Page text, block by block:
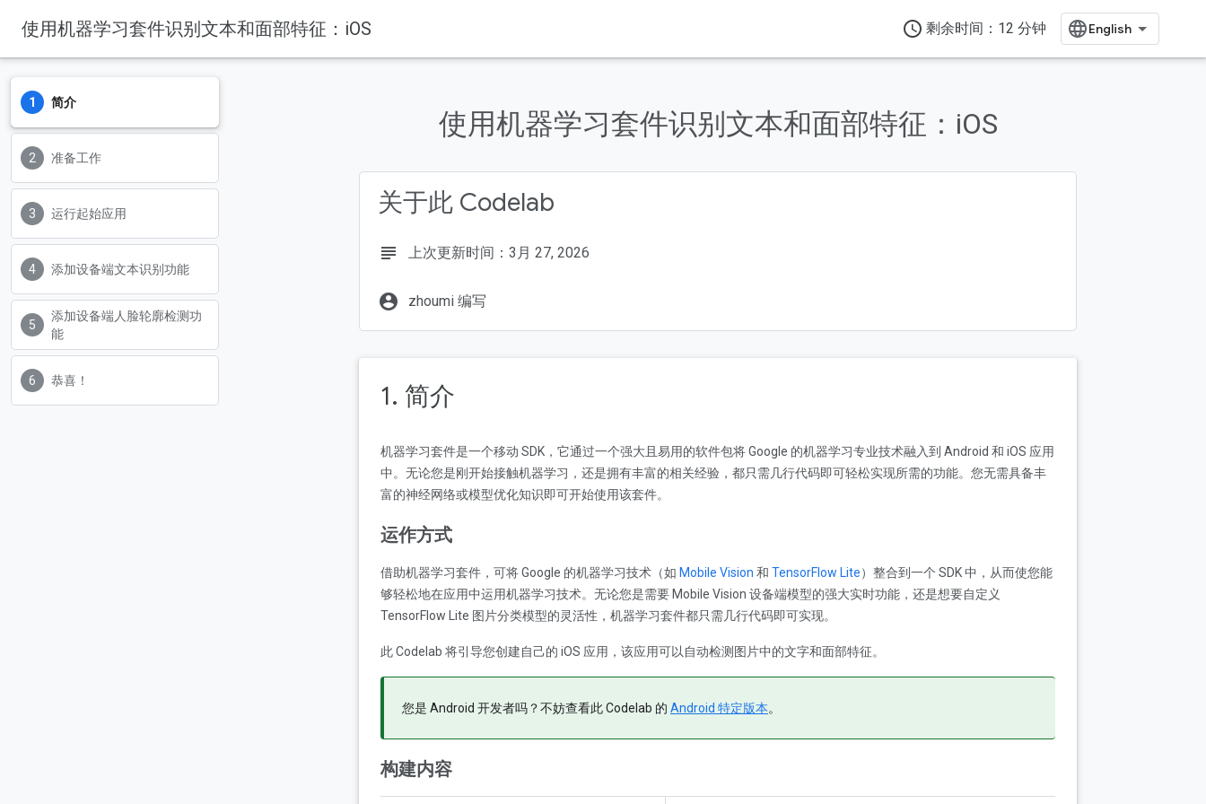
使用机器学习套件识别文本和面部特征：iOS access_time 剩余时间：12 分钟
简介
准备工作
运行起始应用
添加设备端文本识别功能
添加设备端人脸轮廓检测功
能
恭喜！
使用机器学习套件识别文本和面部特征：iOS
关于此 Codelab
subject 上次更新时间：3月 27, 2026
account_circle zhoumi 编写
1. 简介
机器学习套件是一个移动 SDK，它通过一个强大且易用的软件包将 Google 的机器学习专业技术融入到 Android 和 iOS 应用
中。无论您是刚开始接触机器学习，还是拥有丰富的相关经验，都只需几行代码即可轻松实现所需的功能。您无需具备丰
富的神经网络或模型优化知识即可开始使用该套件。
运作方式
借助机器学习套件，可将 Google 的机器学习技术（如 Mobile Vision 和 TensorFlow Lite）整合到一个 SDK 中，从而使您能
够轻松地在应用中运用机器学习技术。无论您是需要 Mobile Vision 设备端模型的强大实时功能，还是想要自定义
TensorFlow Lite 图片分类模型的灵活性，机器学习套件都只需几行代码即可实现。
此 Codelab 将引导您创建自己的 iOS 应用，该应用可以自动检测图片中的文字和面部特征。
您是 Android 开发者吗？不妨查看此 Codelab 的 Android 特定版本。
构建内容